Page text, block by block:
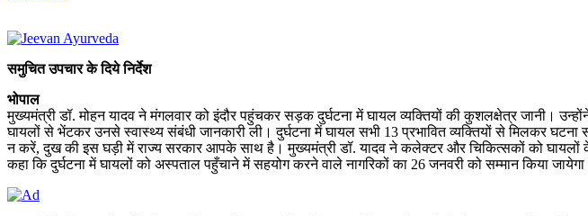
समुचित उपचार के दिये निर्देश
भोपाल
मुख्यमंत्री डॉ. मोहन यादव ने मंगलवार को इंदौर पहुंचकर सड़क दुर्घटना में घायल व्यक्तियों की कुशलक्षेत्र जानी।
घायलों से भेंटकर उनसे स्वास्थ्य संबंधी जानकारी ली। दुर्घटना में घायल सभी 13 प्रभावित व्यक्तियों से मिलकर
न करें, दुख की इस घड़ी में राज्य सरकार आपके साथ है। मुख्यमंत्री डॉ. यादव ने कलेक्टर और चिकित्सकों को घायलों
कहा कि दुर्घटना में घायलों को अस्पताल पहुँचाने में सहयोग करने वाले नागरिकों का 26 जनवरी को सम्मान किया